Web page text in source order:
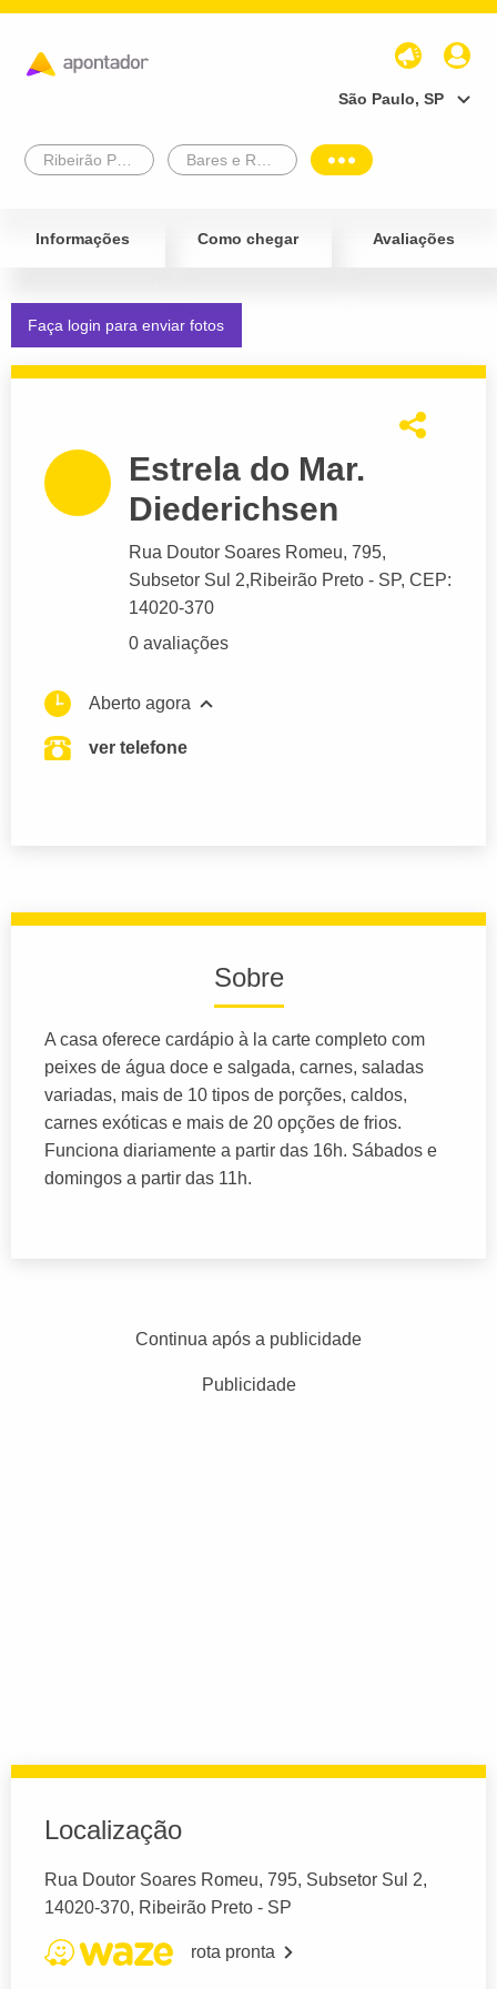
São Paulo, SP
Informações Como chegar Avaliações
Faça login para enviar fotos
Estrela do Mar.
Diederichsen
Rua Doutor Soares Romeu, 795,
Subsetor Sul 2,Ribeirão Preto - SP, CEP:
14020-370
0 avaliações
Aberto agora
ver telefone
Sobre
A casa oferece cardápio à la carte completo com
peixes de água doce e salgada, carnes, saladas
variadas, mais de 10 tipos de porções, caldos,
carnes exóticas e mais de 20 opções de frios.
Funciona diariamente a partir das 16h. Sábados e
domingos a partir das 11h.
Continua após a publicidade
Publicidade
Localização
Rua Doutor Soares Romeu, 795, Subsetor Sul 2,
14020-370, Ribeirão Preto - SP
rota pronta